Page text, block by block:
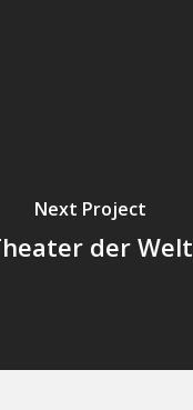
Next Project
der Welt